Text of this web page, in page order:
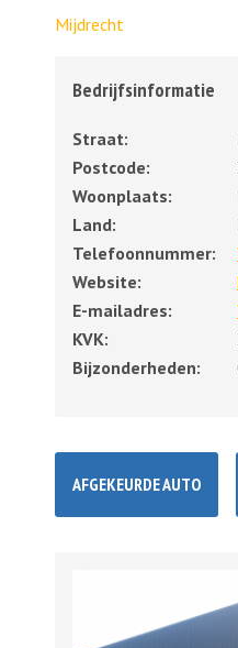
Mijdrecht
Bedrijfsinformatie
Straat:
Postcode:
Woonplaats:
Land:
Telefoonnummer:
Website:
E-mailadres:
KVK:
Bijzonderheden:
AFGEKEURDE AUTO